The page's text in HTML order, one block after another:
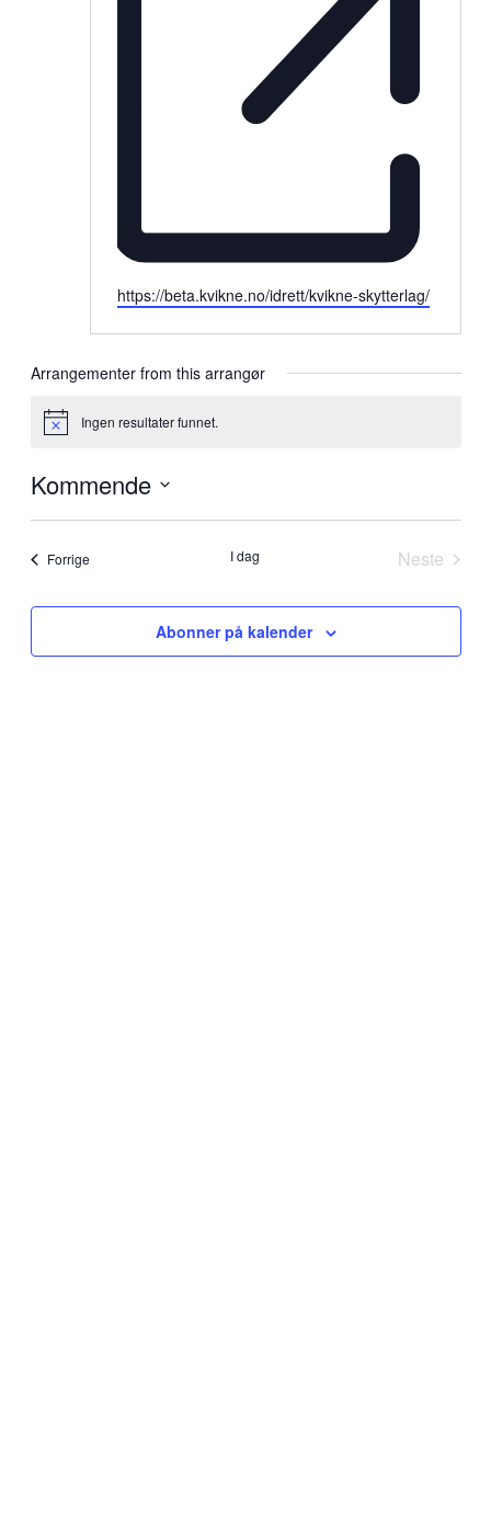
Website
https://beta.kvikne.no/idrett/kvikne-skytterlag/
Arrangementer from this arrangør
MerknadIngen resultater funnet.
Kommende
ForrigeArrangementer I dag
Neste
Abonner på kalender